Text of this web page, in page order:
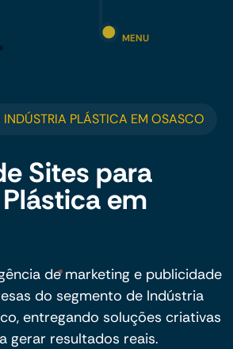
MENU
PLÁSTICA EM OSASCO
Sites para
em
de marketing e publicidade
do segmento de Indústria
entregando soluções criativas
gerar resultados reais.